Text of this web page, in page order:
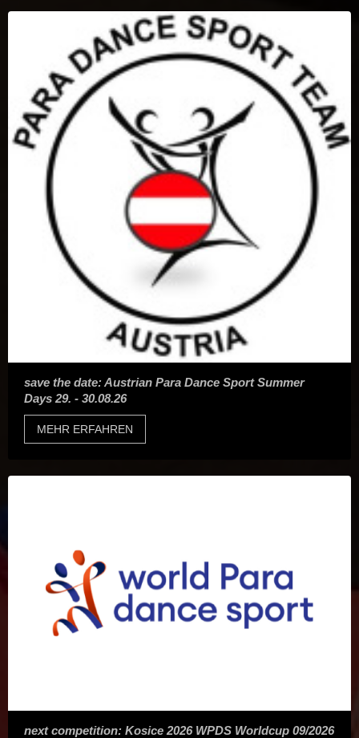
save the date: Austrian Para Dance Sport Summer
Days 29. - 30.08.26
MEHR ERFAHREN
next competition: Kosice 2026 WPDS Worldcup 09/2026